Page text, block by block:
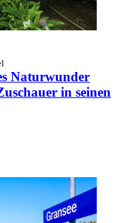
Naturwunder
in seinen